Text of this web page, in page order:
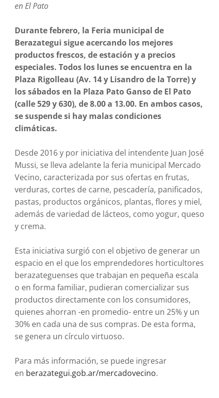
en El Pato
Durante febrero, la Feria municipal de
Berazategui sigue acercando los mejores
productos frescos, de estación y a precios
especiales. Todos los lunes se encuentra en la
Plaza Rigolleau (Av. 14 y Lisandro de la Torre) y
los sábados en la Plaza Pato Ganso de El Pato
(calle 529 y 630), de 8.00 a 13.00. En ambos casos,
se suspende si hay malas condiciones
climáticas.
Desde 2016 y por iniciativa del intendente Juan José
Mussi, se lleva adelante la feria municipal Mercado
Vecino, caracterizada por sus ofertas en frutas,
verduras, cortes de carne, pescadería, panificados,
pastas, productos orgánicos, plantas, flores y miel,
además de variedad de lácteos, como yogur, queso
y crema.
Esta iniciativa surgió con el objetivo de generar un
espacio en el que los emprendedores horticultores
berazateguenses que trabajan en pequeña escala
o en forma familiar, pudieran comercializar sus
productos directamente con los consumidores,
quienes ahorran -en promedio- entre un 25% y un
30% en cada una de sus compras. De esta forma,
se genera un círculo virtuoso.
Para más información, se puede ingresar
en berazategui.gob.ar/mercadovecino.